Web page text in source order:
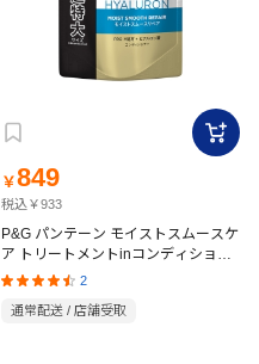
￥849
税込￥933
P&G パンテーン モイストスムースケ
ア トリートメントinコンディショナ
ー 860g
2
通常配送 / 店舗受取